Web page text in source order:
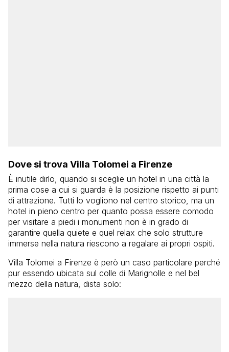
Dove si trova Villa Tolomei a Firenze
È inutile dirlo, quando si sceglie un hotel in una città la
prima cose a cui si guarda è la posizione rispetto ai punti
di attrazione. Tutti lo vogliono nel centro storico, ma un
hotel in pieno centro per quanto possa essere comodo
per visitare a piedi i monumenti non è in grado di
garantire quella quiete e quel relax che solo strutture
immerse nella natura riescono a regalare ai propri ospiti.
Villa Tolomei a Firenze è però un caso particolare perché
pur essendo ubicata sul colle di Marignolle e nel bel
mezzo della natura, dista solo: